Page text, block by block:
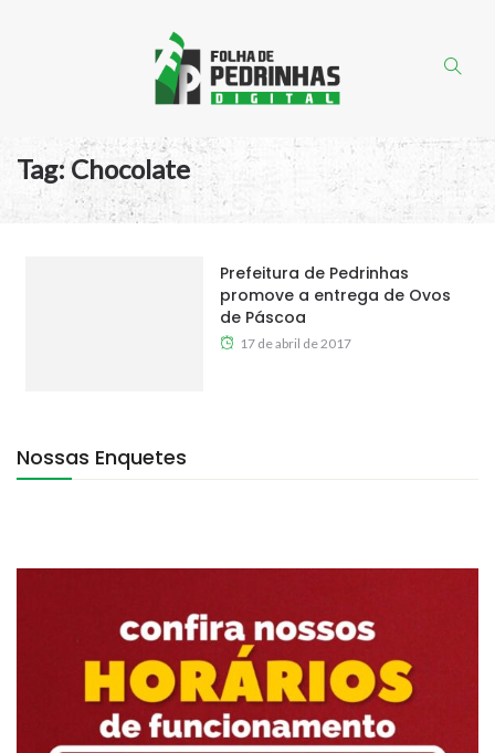
Tag:Chocolate
Prefeitura de Pedrinhas
promove a entrega de Ovos
de Páscoa
17 de abril de 2017
Nossas Enquetes